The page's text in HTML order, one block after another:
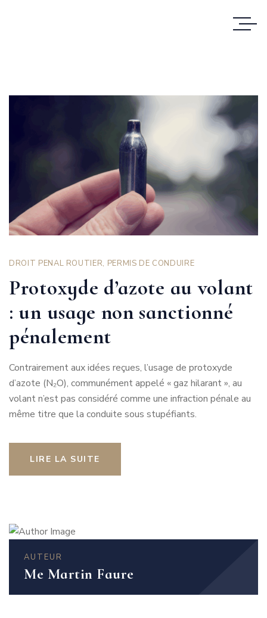
DROIT PENAL ROUTIER, PERMIS DE CONDUIRE
Protoxyde d’azote au volant
: un usage non sanctionné
pénalement
Contrairement aux idées reçues, l’usage de protoxyde
d’azote (N₂O), communément appelé « gaz hilarant », au
volant n’est pas considéré comme une infraction pénale au
même titre que la conduite sous stupéfiants.
LIRE LA SUITE
AUTEUR
Me Martin Faure